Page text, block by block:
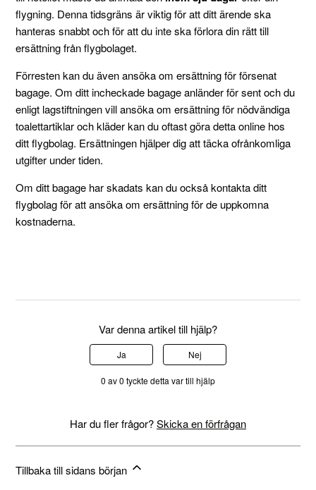
flygning. Denna tidsgräns är viktig för att ditt ärende ska
hanteras snabbt och för att du inte ska förlora din rätt till
ersättning från flygbolaget.
Förresten kan du även ansöka om ersättning för försenat
bagage. Om ditt incheckade bagage anländer för sent och du
enligt lagstiftningen vill ansöka om ersättning för nödvändiga
toalettartiklar och kläder kan du oftast göra detta online hos
ditt flygbolag. Ersättningen hjälper dig att täcka ofrånkomliga
utgifter under tiden.
Om ditt bagage har skadats kan du också kontakta ditt
flygbolag för att ansöka om ersättning för de uppkomna
kostnaderna.
Var denna artikel till hjälp?
Ja Nej
0 av 0 tyckte detta var till hjälp
Har du fler frågor?Skicka en förfrågan
Tillbaka till sidans början